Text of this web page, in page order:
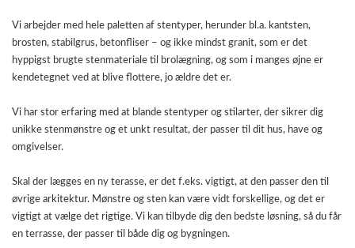
Vi arbejder med hele paletten af stentyper, herunder bl.a. kantsten,
brosten, stabilgrus, betonfliser – og ikke mindst granit, som er det
hyppigst brugte stenmateriale til brolægning, og som i manges øjne er
kendetegnet ved at blive flottere, jo ældre det er.
Vi har stor erfaring med at blande stentyper og stilarter, der sikrer dig
unikke stenmønstre og et unkt resultat, der passer til dit hus, have og
omgivelser.
Skal der lægges en ny terasse, er det f.eks. vigtigt, at den passer den til
øvrige arkitektur. Mønstre og sten kan være vidt forskellige, og det er
vigtigt at vælge det rigtige. Vi kan tilbyde dig den bedste løsning, så du får
en terrasse, der passer til både dig og bygningen.